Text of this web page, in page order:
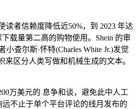
者信赖度降低近50%，到 2023 年达
载量第二高的购物使用。Shein 的审
查尔斯·怀特(Charles White Jr.)发觉
区分人类写做和机械生成的文本。
万美元的 息争和谈，避免此中人工
不止于单个平台评论的线月发布的